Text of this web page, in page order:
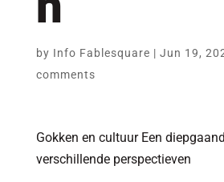
by Info Fablesquare | Jun 19,
comments
Gokken en cultuur Een
verschillende perspectieven